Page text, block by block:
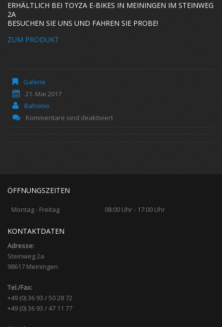
ERHÄLTLICH BEI TOYZA E-BIKES IN MEININGEN IM STEINWEG
2A
BESUCHEN SIE UNS UND FAHREN SIE PROBE!
ZUM PRODUKT
Galerie
21. Mai 2017
Bahomo
Kommentare sind deaktiviert
ÖFFNUNGSZEITEN
Montag - Freitag 08:00 Uhr - 17:00 Uhr
KONTAKTDATEN
Adresse:
Steinweg 2a
98617 Meiningen
Tel./Fax:
+49 (0) 36 93 / 50 28 72
+49 (0) 36 93 / 47 11 77